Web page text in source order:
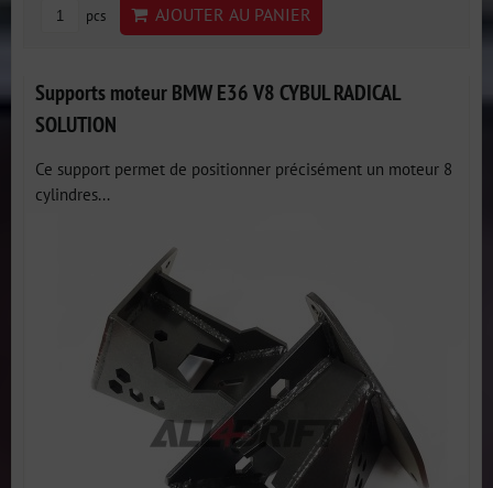
pcs AJOUTER AU PANIER
Supports moteur BMW E36 V8 CYBUL RADICAL
SOLUTION
Ce support permet de positionner précisément un moteur 8
cylindres...